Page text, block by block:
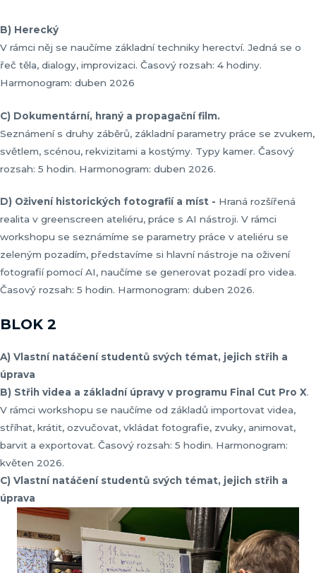
B) Herecký
V rámci něj se naučíme základní techniky herectví. Jedná se o
řeč těla, dialogy, improvizaci. Časový rozsah: 4 hodiny.
Harmonogram: duben 2026
C) Dokumentární, hraný a propagační film.
Seznámení s druhy záběrů, základní parametry práce se zvukem,
světlem, scénou, rekvizitami a kostýmy. Typy kamer. Časový
rozsah: 5 hodin. Harmonogram: duben 2026.
D) Oživení historických fotografií a míst - Hraná rozšířená
realita v greenscreen ateliéru, práce s AI nástroji. V rámci
workshopu se seznámíme se parametry práce v ateliéru se
zeleným pozadím, představíme si hlavní nástroje na oživení
fotografií pomocí AI, naučíme se generovat pozadí pro videa.
Časový rozsah: 5 hodin. Harmonogram: duben 2026.
BLOK 2
A) Vlastní natáčení studentů svých témat, jejich střih a
úprava
B) Střih videa a základní úpravy v programu Final Cut Pro X.
V rámci workshopu se naučíme od základů importovat videa,
stříhat, krátit, ozvučovat, vkládat fotografie, zvuky, animovat,
barvit a exportovat. Časový rozsah: 5 hodin. Harmonogram:
květen 2026.
C) Vlastní natáčení studentů svých témat, jejich střih a
úprava